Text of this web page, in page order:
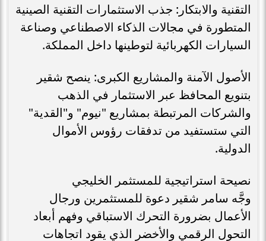
التقنية والابتكار: جذب الاستثمارات التقنية الصينية
المتطورة في مجالات الذكاء الاصطناعي وصناعة
السيارات الكهربائية لتوطينها داخل المملكة.
الأصول الآمنة والمشاريع الكبرى: ينصح شقير
بتنويع المحافظ عبر الاستثمار في الذهب
والشركات المرتبطة بمشاريع "نيوم" و"القدية"
التي ستستفيد من تدفقات رؤوس الأموال
الدولية.
نصيحة استراتيجية للمستثمر الخليجي
وجَّه سامر شقير دعوة للمستثمرين ورجال
الأعمال بضرورة التحرك الاستباقي وفهم أبعاد
التحول الرقمي والأخضر الذي يقود اتجاهات